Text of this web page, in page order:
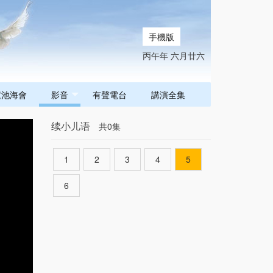
手機版
丙午年 六月廿六
海會 影音 有聲電台 講演全集
续小儿语 共0集
1 2 3 4 5
6